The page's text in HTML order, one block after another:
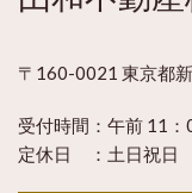
〒160-0021 東京都
受付時間： 午前 11：
定休日 ：土 日祝日